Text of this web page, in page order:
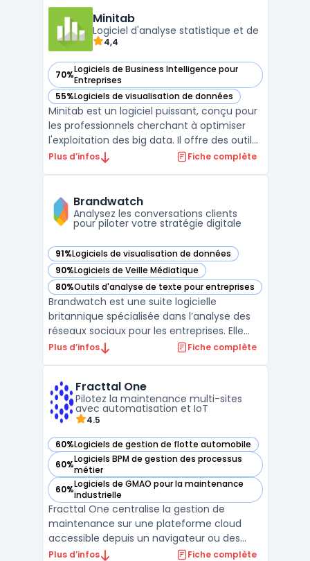
création d’outils internes ou
l’automatisation de tâches ...
Minitab
Logiciel d'analyse statistique et de
4,4
70%Logiciels de Business Intelligence pour
Entreprises
— voir Minitab dans cette catégorie
55%Logiciels de visualisation de données
— voir Minitab dans cette catégorie
Minitab est un logiciel puissant, conçu pour
les professionnels cherchant à optimiser
l'exploitation des big data. Il offre des outils
sophistiqués pour le reporting et la business
des données complexes. Minitab aide acti ...
Plus d’infos Fiche complète
Brandwatch
Analysez les conversations clients
pour piloter votre stratégie digitale
91%Logiciels de visualisation de données
— voir Brandwatch dans cette catégorie
90%Logiciels de Veille Médiatique
— voir Brandwatch dans cette catégorie
80%Outils d'analyse de texte pour entreprises
— voir Brandwatch dans cette catégorie
Brandwatch est une suite logicielle
britannique spécialisée dans l’analyse des
réseaux sociaux pour les entreprises. Elle
permet la collecte, l’analyse et l’utilisation
organisations gérant de grands volumes de
mentions sur le ...
Plus d’infos Fiche complète
Fracttal One
Pilotez la maintenance multi-sites
avec automatisation et IoT
4.5
60%Logiciels de gestion de flotte automobile
— voir Fracttal One dans cette catégorie
60%Logiciels BPM de gestion des processus
métier
— voir Fracttal One dans cette catégorie
60%Logiciels de GMAO pour la maintenance
industrielle
— voir Fracttal One dans cette catégorie
Fracttal One centralise la gestion de
maintenance sur une plateforme cloud
accessible depuis un navigateur ou des
applications mobiles, adaptée aux
Plus d’infos Fiche complète